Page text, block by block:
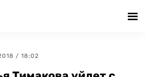
/ 18:02